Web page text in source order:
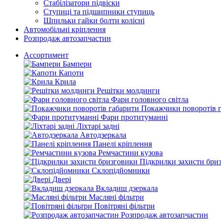
Стабілізатори підвіски
Ступиці та підшипники ступиць
Шпильки гайки болти колісні
Автомобільні кріплення
Розпродаж автозапчастин
Ассортимент
Бампери
Капоти
Крила
Решітки молдинги
Фари головного світла
Покажчики поворотів
Фари протитуманні
Ліхтарі задні
Автодзеркала
Панелі кріплення
Ремчастини кузова
Підкрилки захисти
Склопідйомники
Двері
Вкладиш дзеркала
Масляні фільтри
Повітряні фільтри
Розпродаж автозапчастин